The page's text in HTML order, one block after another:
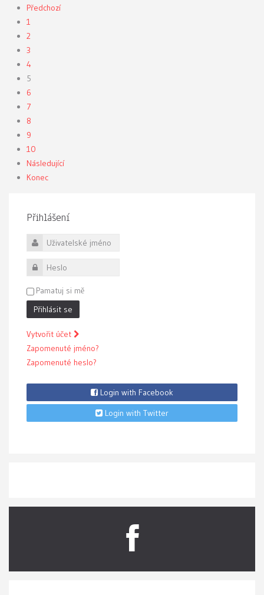
Předchozí
1
2
3
4
5
6
7
8
9
10
Následující
Konec
Přihlášení
Uživatelské jméno
Heslo
Pamatuj si mě
Přihlásit se
Vytvořit účet
Zapomenuté jméno?
Zapomenuté heslo?
Login with Facebook
Login with Twitter